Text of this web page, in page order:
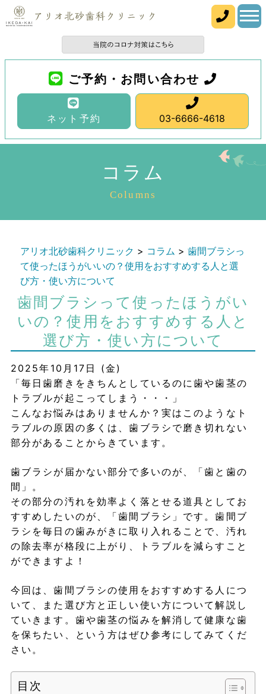
ご予約・お問い合わせ
ネット予約 03-6666-4618
コラム
Columns
アリオ北砂歯科クリニック > コラム >歯間ブラシっ
て使ったほうがいいの？使用をおすすめする人と選
び方・使い方について
歯間ブラシって使ったほうがい
いの？使用をおすすめする人と
選び方・使い方について
2025年10月17日 (金)
「毎日歯磨きをきちんとしているのに歯や歯茎の
トラブルが起こってしまう・・・」
こんなお悩みはありませんか？実はこのようなト
ラブルの原因の多くは、歯ブラシで磨き切れない
部分があることからきています。
歯ブラシが届かない部分で多いのが、「歯と歯の
間」。
その部分の汚れを効率よく落とせる道具としてお
すすめしたいのが、「歯間ブラシ」です。歯間ブ
ラシを毎日の歯みがきに取り入れることで、汚れ
の除去率が格段に上がり、トラブルを減らすこと
ができますよ！
今回は、歯間ブラシの使用をおすすめする人につ
いて、また選び方と正しい使い方について解説し
ていきます。歯や歯茎の悩みを解消して健康な歯
を保ちたい、という方はぜひ参考にしてみてくだ
さい。
目次